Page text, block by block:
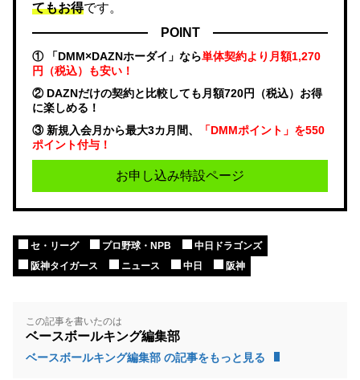
てもお得です。
POINT
① 「DMM×DAZNホーダイ」なら単体契約より月額1,270
円（税込）も安い！
② DAZNだけの契約と比較しても月額720円（税込）お得
に楽しめる！
③ 新規入会月から最大3カ月間、
「DMMポイント」を550
ポイント付与！
お申し込み特設ページ
セ・リーグ プロ野球・NPB
中日ドラゴンズ
阪神タイガース
ニュース 中日 阪神
この記事を書いたのは
ベースボールキング編集部
ベースボールキング編集部 の記事をもっと見る